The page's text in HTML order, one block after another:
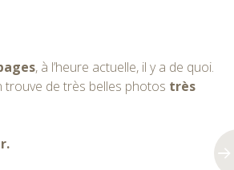
, à l’heure actuelle, il y a de quoi.
trouve de très belles photos très